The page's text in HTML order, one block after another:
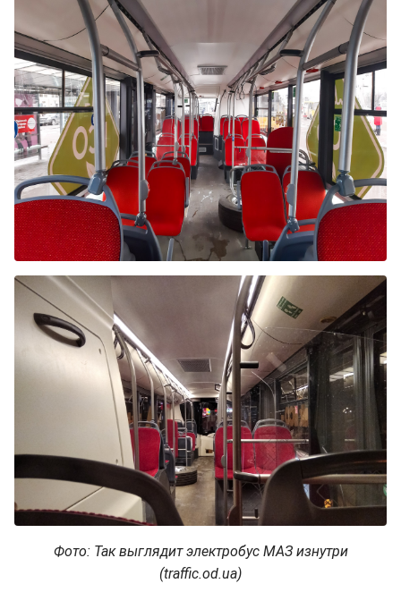
Фото: Так выглядит электробус МАЗ изнутри
(traffic.od.ua)